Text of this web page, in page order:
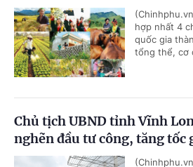
hợp nhất 4
quốc gia
tổng thể, cơ
Chủ tịch UBND tỉnh Vĩnh
nghẽn đầu tư công, tăng tốc